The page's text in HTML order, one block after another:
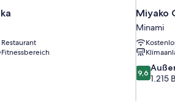
Restaurant
Fitnessbereich
Miyako
Minami
9.6
von
9,6
1.215